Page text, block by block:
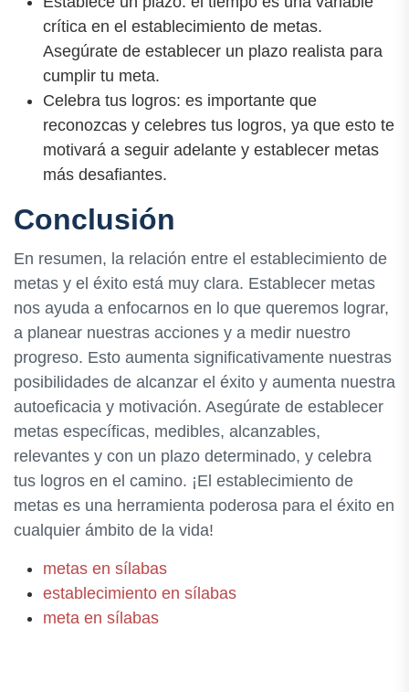
crítica en el establecimiento de metas.
Asegúrate de establecer un plazo realista para
cumplir tu meta.
Celebra tus logros: es importante que
reconozcas y celebres tus logros, ya que esto te
motivará a seguir adelante y establecer metas
más desafiantes.
Conclusión
En resumen, la relación entre el establecimiento de
metas y el éxito está muy clara. Establecer metas
nos ayuda a enfocarnos en lo que queremos lograr,
a planear nuestras acciones y a medir nuestro
progreso. Esto aumenta significativamente nuestras
posibilidades de alcanzar el éxito y aumenta nuestra
autoeficacia y motivación. Asegúrate de establecer
metas específicas, medibles, alcanzables,
relevantes y con un plazo determinado, y celebra
tus logros en el camino. ¡El establecimiento de
metas es una herramienta poderosa para el éxito en
cualquier ámbito de la vida!
metas en sílabas
establecimiento en sílabas
meta en sílabas